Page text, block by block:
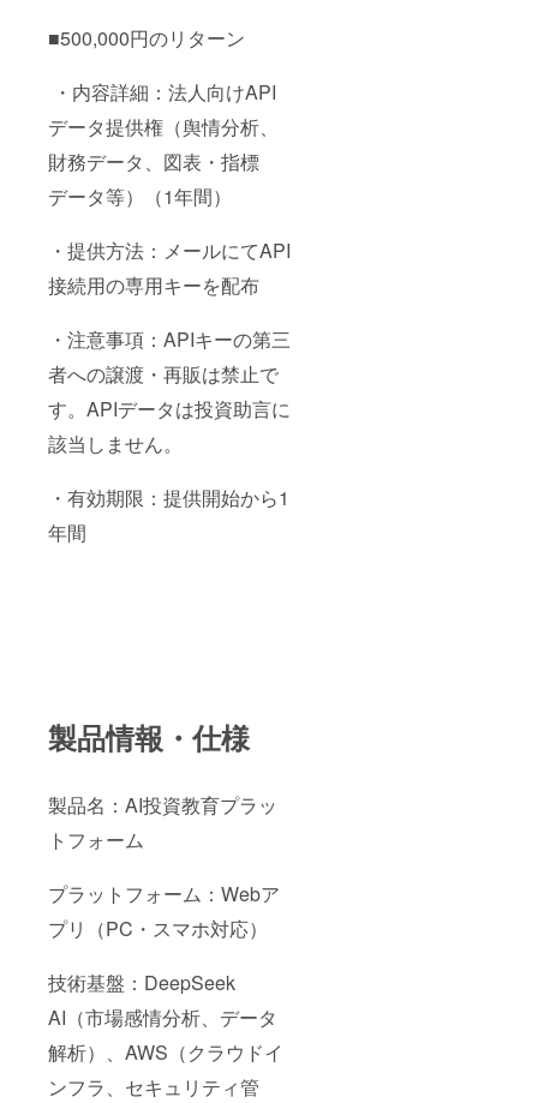
■500,000円のリターン
・内容詳細：法人向けAPI
データ提供権（舆情分析、
財務データ、図表・指標
データ等）（1年間）
・提供方法：メールにてAPI
接続用の専用キーを配布
・注意事項：APIキーの第三
者への譲渡・再販は禁止で
す。APIデータは投資助言に
該当しません。
・有効期限：提供開始から1
年間
製品情報・仕様
製品名：AI投資教育プラッ
トフォーム
プラットフォーム：Webア
プリ（PC・スマホ対応）
技術基盤：DeepSeek
AI（市場感情分析、データ
解析）、AWS（クラウドイ
ンフラ、セキュリティ管